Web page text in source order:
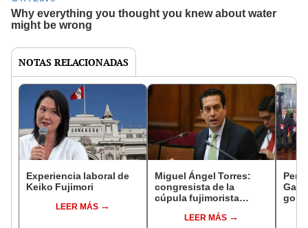
NOTAS RELACIONADAS
Experiencia laboral de
Keiko Fujimori
LEER MÁS
Miguel Ángel Torres:
congresista de la
cúpula fujimorista
del SenadoLEER MÁS